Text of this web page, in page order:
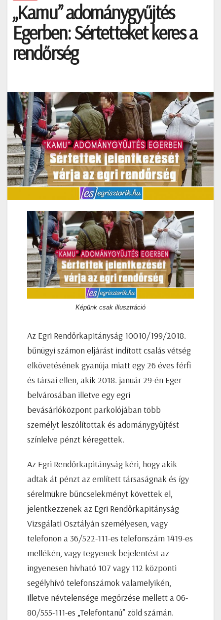
„Kamu” adománygyűjtés
Egerben: Sértetteket keres a
rendőrség
Képünk csak illusztráció
Az Egri Rendőrkapitányság 10010/199/2018.
bűnügyi számon eljárást indított csalás vétség
elkövetésének gyanúja miatt egy 26 éves férfi
és társai ellen, akik 2018. január 29-én Eger
belvárosában illetve egy egri
bevásárlóközpont parkolójában több
személyt leszólítottak és adománygyűjtést
színlelve pénzt kéregettek.
Az Egri Rendőrkapitányság kéri, hogy akik
adtak át pénzt az említett társaságnak és így
sérelmükre bűncselekményt követtek el,
jelentkezzenek az Egri Rendőrkapitányság
Vizsgálati Osztályán személyesen, vagy
telefonon a 36/522-111-es telefonszám 1419-es
mellékén, vagy tegyenek bejelentést az
ingyenesen hívható 107 vagy 112 központi
segélyhívó telefonszámok valamelyikén,
illetve névtelensége megőrzése mellett a 06-
80/555-111-es „Telefontanú” zöld számán.